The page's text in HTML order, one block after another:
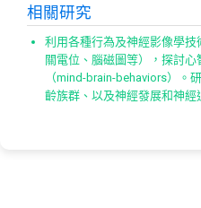
相關研究
利用各種行為及神經影像學
關電位、腦磁圖等），探討
（mind-brain-behaviors）。
齡族群、以及神經發展和神經